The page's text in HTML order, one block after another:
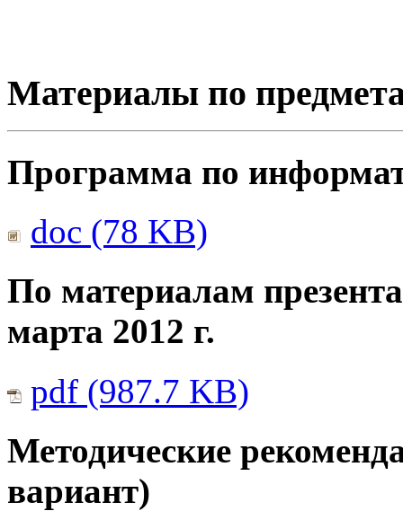
Материалы по
Программа по
doc (78 KB)
По материалам
марта 2012 г.
pdf (987.7 KB)
Методические
вариант)